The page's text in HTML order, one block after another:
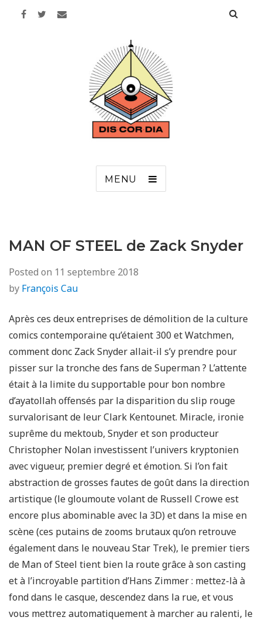
MENU
MAN OF STEEL de Zack Snyder
Posted on 11 septembre 2018
by François Cau
Après ces deux entreprises de démolition de la culture
comics contemporaine qu’étaient 300 et Watchmen,
comment donc Zack Snyder allait-il s’y prendre pour
pisser sur la tronche des fans de Superman ? L’attente
était à la limite du supportable pour bon nombre
d’ayatollah offensés par la disparition du slip rouge
survalorisant de leur Clark Kentounet. Miracle, ironie
suprême du mektoub, Snyder et son producteur
Christopher Nolan investissent l’univers kryptonien
avec vigueur, premier degré et émotion. Si l’on fait
abstraction de grosses fautes de goût dans la direction
artistique (le gloumoute volant de Russell Crowe est
encore plus abominable avec la 3D) et dans la mise en
scène (ces putains de zooms brutaux qu’on retrouve
également dans le nouveau Star Trek), le premier tiers
de Man of Steel tient bien la route grâce à son casting
et à l’incroyable partition d’Hans Zimmer : mettez-là à
fond dans le casque, descendez dans la rue, et vous
vous mettrez automatiquement à marcher au ralenti, le